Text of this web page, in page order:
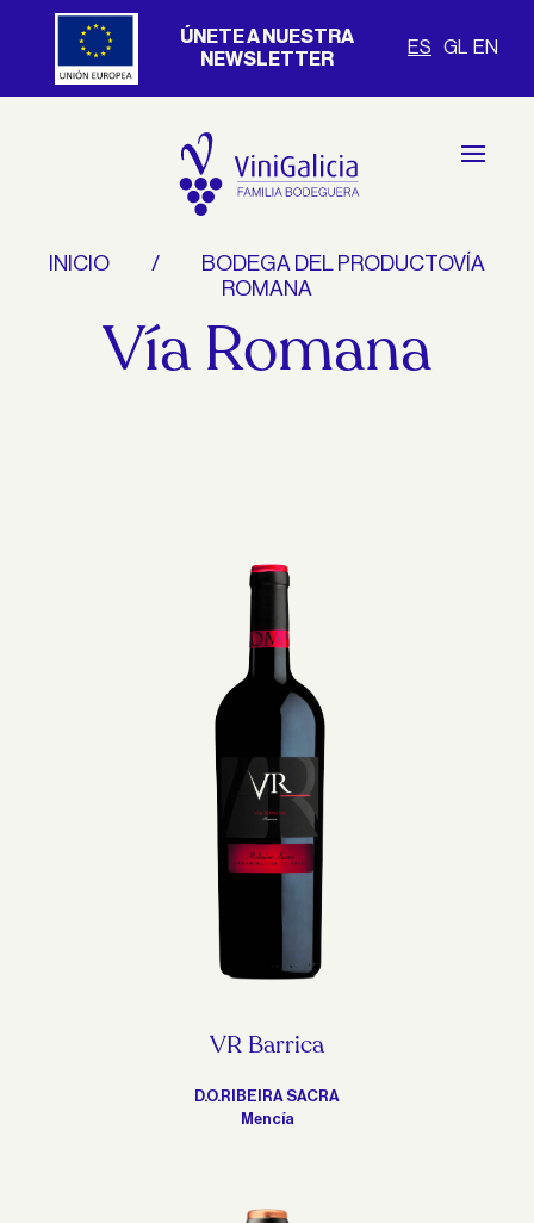
ÚNETE A NUESTRA
NEWSLETTER
ES GL EN
INICIO
BODEGA DEL PRODUCTOVÍA
ROMANA
Vía Romana
VR Barrica
D.O.RIBEIRA SACRA
Mencía